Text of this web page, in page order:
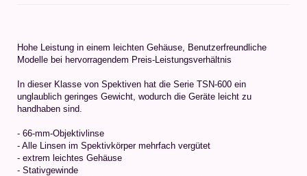
Hohe Leistung in einem leichten Gehäuse, Benutzerfreundliche
Modelle bei hervorragendem Preis-Leistungsverhältnis
In dieser Klasse von Spektiven hat die Serie TSN-600 ein
unglaublich geringes Gewicht, wodurch die Geräte leicht zu
handhaben sind.
- 66-mm-Objektivlinse
- Alle Linsen im Spektivkörper mehrfach vergütet
- extrem leichtes Gehäuse
- Stativgewinde